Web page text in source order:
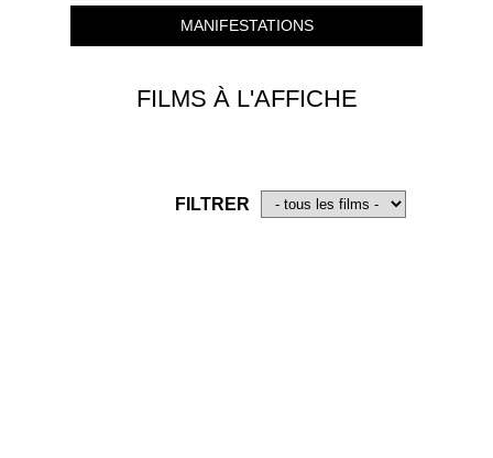
MANIFESTATIONS
FILMS À L'AFFICHE
FILTRER